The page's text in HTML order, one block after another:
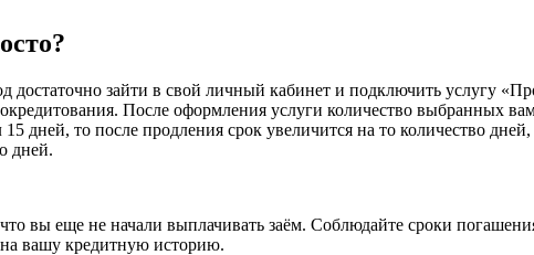
достаточно зайти в свой личный кабинет и подключить услугу
После оформления услуги количество выбранных
дней, то после продления срок увеличится на то количество
дней.
вы еще не начали выплачивать заём. Соблюдайте сроки
вашу кредитную историю.